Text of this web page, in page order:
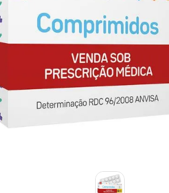
10ºshampoo